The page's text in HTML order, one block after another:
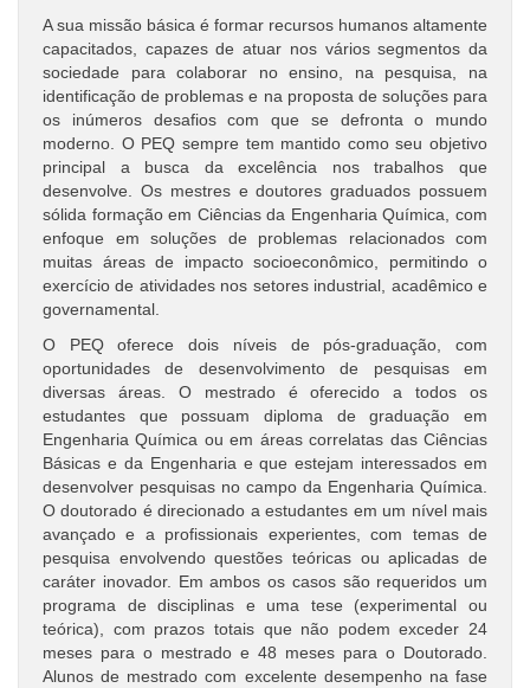
A sua missão básica é formar recursos humanos altamente
capacitados, capazes de atuar nos vários segmentos da
sociedade para colaborar no ensino, na pesquisa, na
identificação de problemas e na proposta de soluções para
os inúmeros desafios com que se defronta o mundo
moderno. O PEQ sempre tem mantido como seu objetivo
principal a busca da excelência nos trabalhos que
desenvolve. Os mestres e doutores graduados possuem
sólida formação em Ciências da Engenharia Química, com
enfoque em soluções de problemas relacionados com
muitas áreas de impacto socioeconômico, permitindo o
exercício de atividades nos setores industrial, acadêmico e
governamental.
O PEQ oferece dois níveis de pós-graduação, com
oportunidades de desenvolvimento de pesquisas em
diversas áreas. O mestrado é oferecido a todos os
estudantes que possuam diploma de graduação em
Engenharia Química ou em áreas correlatas das Ciências
Básicas e da Engenharia e que estejam interessados em
desenvolver pesquisas no campo da Engenharia Química.
O doutorado é direcionado a estudantes em um nível mais
avançado e a profissionais experientes, com temas de
pesquisa envolvendo questões teóricas ou aplicadas de
caráter inovador. Em ambos os casos são requeridos um
programa de disciplinas e uma tese (experimental ou
teórica), com prazos totais que não podem exceder 24
meses para o mestrado e 48 meses para o Doutorado.
Alunos de mestrado com excelente desempenho na fase